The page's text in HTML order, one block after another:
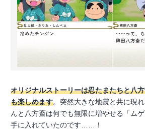
オリジナルストーリーは忍たまたちと八
も楽しめます。突然大きな地震と共に現
んと八方斎は何でも無限に増やせる「ム
手に入れていたのです……！